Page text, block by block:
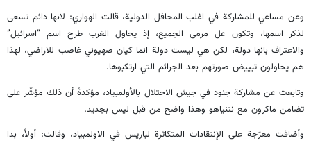
وعن مساعي للمشاركة في اغلب المحافل الدولية، قالت الهواري: لانها دائم تسعى
لذكر اسمها، وتكون عل مرمى الجميع، إذ يحاول الغرب طرح اسم “اسرائيل”
والاعتراف بانها دولة، لكن هي ليست دولة انما كيان صهيوني غاصب للاراضي، لهذا
هم يحاولون تبييض صورتهم بعد الجرائم التي ارتكبوها.
وتابعت عن مشاركة جنود في جيش الاحتلال بالأولمبياد، مؤكدةً أن ذلك مؤشّر على
تضامن ماكرون مع نتنياهو وهذا واضح من قبل ليس بجديد.
وأضافت معرّجة على الإنتقادات المتكاثرة لباريس في الاولمبياد، وقالت: أولاً، بدا